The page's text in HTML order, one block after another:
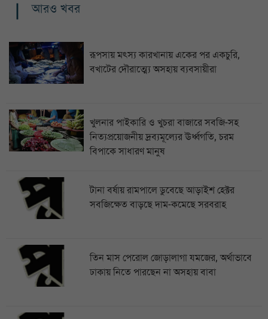
আরও খবর
রূপসায় মৎস্য কারখানায় একের পর একচুরি,
বখাটের দৌরাত্ম্যে অসহায় ব্যবসায়ীরা
খুলনার পাইকারি ও খুচরা বাজারে সবজি-সহ
নিত্যপ্রয়োজনীয় দ্রব্যমূল্যের ঊর্ধ্বগতি, চরম
বিপাকে সাধারণ মানুষ
টানা বর্ষায় রামপালে ডুবেছে আড়াইশ হেক্টর
সবজিক্ষেত বাড়ছে দাম-কমেছে সরবরাহ
তিন মাস পেরোল জোড়ালাগা যমজের, অর্থাভাবে
ঢাকায় নিতে পারছেন না অসহায় বাবা